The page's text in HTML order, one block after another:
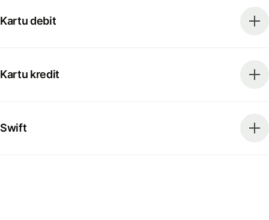
Kartu debit
Kartu kredit
Swift